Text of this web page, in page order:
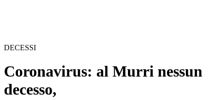
DECESSI
Coronavirus: al Murri nessun
decesso,